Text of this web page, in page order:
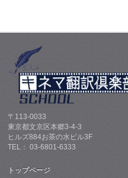
〒113-0033
東京都文京区本郷3-4-3
ヒルズ884お茶の水ビル3F
TEL： 03-6801-6333
トップページ